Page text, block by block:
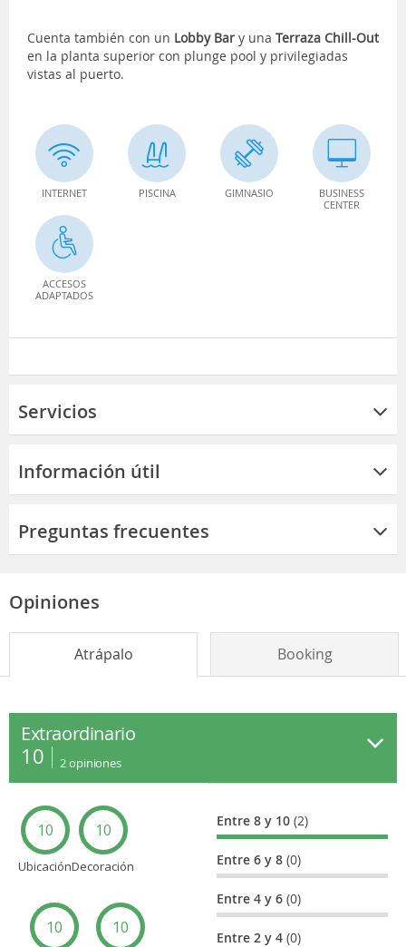
Cuenta también con un Lobby Bar y una Terraza Chill-Out
en la planta superior con plunge pool y privilegiadas
vistas al puerto.
INTERNET PISCINA GIMNASIO
BUSINESS
CENTER
ACCESOS
ADAPTADOS
Servicios
Información útil
Preguntas frecuentes
Opiniones
Atrápalo Booking
Extraordinario
10 2 opiniones
10
Ubicación
10
Decoración
10 10
Entre 8 y 10(2)
Entre 6 y 8(0)
Entre 4 y 6(0)
Entre 2 y 4(0)